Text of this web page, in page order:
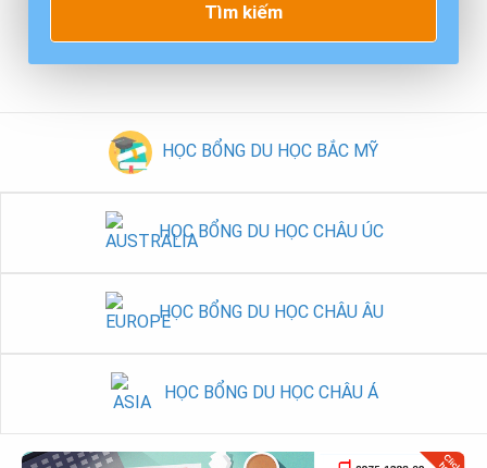
Tìm kiếm
HỌC BỔNG DU HỌC BẮC MỸ
HỌC BỔNG DU HỌC CHÂU ÚC
HỌC BỔNG DU HỌC CHÂU ÂU
HỌC BỔNG DU HỌC CHÂU Á